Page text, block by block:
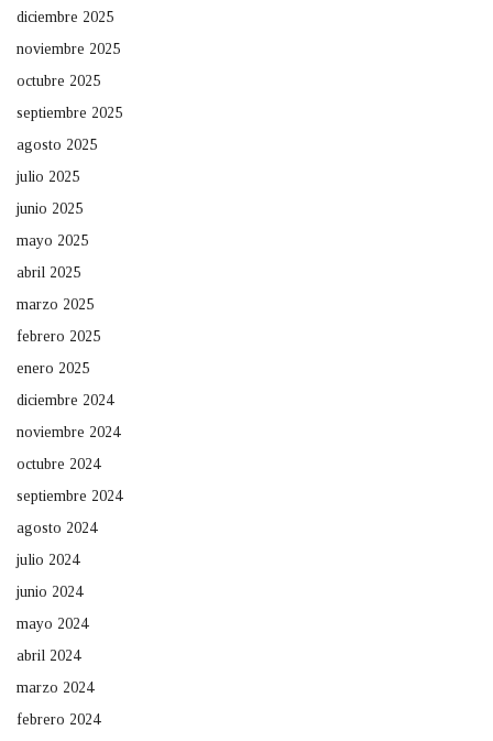
diciembre 2025
noviembre 2025
octubre 2025
septiembre 2025
agosto 2025
julio 2025
junio 2025
mayo 2025
abril 2025
marzo 2025
febrero 2025
enero 2025
diciembre 2024
noviembre 2024
octubre 2024
septiembre 2024
agosto 2024
julio 2024
junio 2024
mayo 2024
abril 2024
marzo 2024
febrero 2024